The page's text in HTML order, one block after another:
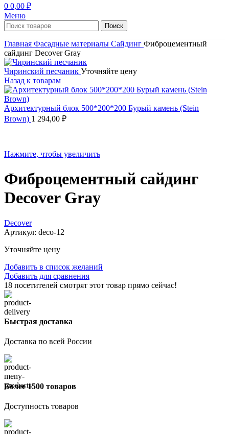
0 0,00 ₽
Меню
Поиск
Главная Фасадные материалы Сайдинг Фиброцементный
сайдинг Decover Gray
Чиринский песчаник Уточняйте цену
Назад к товарам
Архитектурный блок 500*200*200 Бурый камень (Stein
Brown) 1 294,00 ₽
Нажмите, чтобы увеличить
Фиброцементный сайдинг
Decover Gray
Decover
Артикул: deco-12
Уточняйте цену
Добавить в список желаний
Добавить для сравнения
18 посетителей смотрят этот товар прямо сейчас!
Быстрая доставка
Доставка по всей России
Более 1500 товаров
Доступность товаров